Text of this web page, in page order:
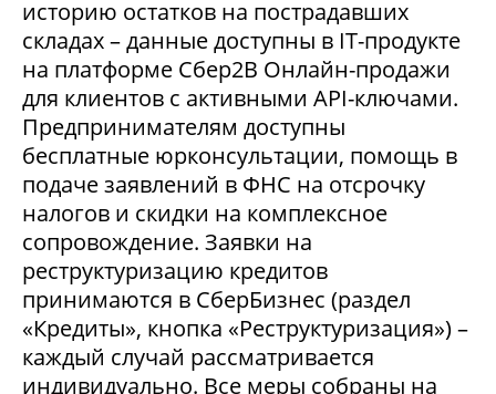
историю остатков на пострадавших
складах – данные доступны в IT-продукте
на платформе Сбер2В Онлайн-продажи
для клиентов с активными API-ключами.
Предпринимателям доступны
бесплатные юрконсультации, помощь в
подаче заявлений в ФНС на отсрочку
налогов и скидки на комплексное
сопровождение. Заявки на
реструктуризацию кредитов
принимаются в СберБизнес (раздел
«Кредиты», кнопка «Реструктуризация») –
каждый случай рассматривается
индивидуально. Все меры собраны на